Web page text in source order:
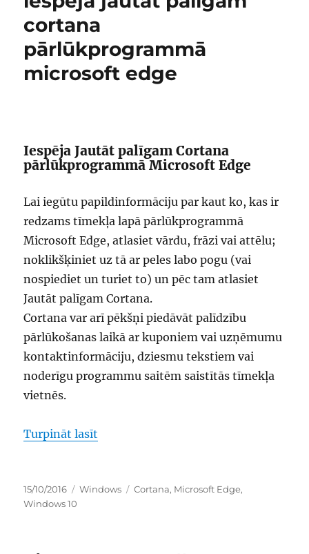
cortana
pārlūkprogrammā
microsoft edge
Iespēja Jautāt palīgam Cortana
pārlūkprogrammā Microsoft Edge
Lai iegūtu papildinformāciju par kaut ko, kas ir
redzams tīmekļa lapā pārlūkprogrammā
Microsoft Edge, atlasiet vārdu, frāzi vai attēlu;
noklikšķiniet uz tā ar peles labo pogu (vai
nospiediet un turiet to) un pēc tam atlasiet
Jautāt palīgam Cortana.
Cortana var arī pēkšņi piedāvāt palīdzību
pārlūkošanas laikā ar kuponiem vai uzņēmumu
kontaktinformāciju, dziesmu tekstiem vai
noderīgu programmu saitēm saistītās tīmekļa
vietnēs.
Turpināt lasīt
Publicēts
15/10/2016 Kategorijas
Windows Birkas
Cortana, Microsoft Edge,
Windows 10